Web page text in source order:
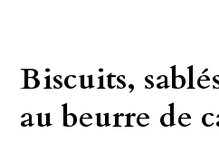
Biscuits,
au beurre de